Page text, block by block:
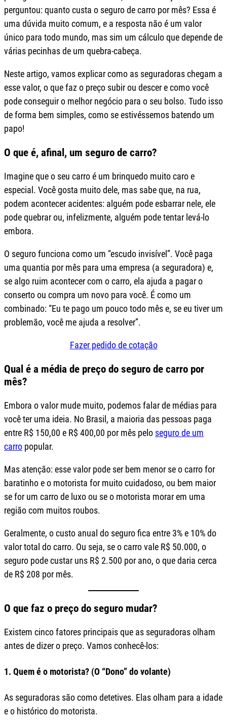
perguntou: quanto custa o seguro de carro por mês? Essa é
uma dúvida muito comum, e a resposta não é um valor
único para todo mundo, mas sim um cálculo que depende de
várias pecinhas de um quebra-cabeça.
Neste artigo, vamos explicar como as seguradoras chegam a
esse valor, o que faz o preço subir ou descer e como você
pode conseguir o melhor negócio para o seu bolso. Tudo isso
de forma bem simples, como se estivéssemos batendo um
papo!
O que é, afinal, um seguro de carro?
Imagine que o seu carro é um brinquedo muito caro e
especial. Você gosta muito dele, mas sabe que, na rua,
podem acontecer acidentes: alguém pode esbarrar nele, ele
pode quebrar ou, infelizmente, alguém pode tentar levá-lo
embora.
O seguro funciona como um “escudo invisível”. Você paga
uma quantia por mês para uma empresa (a seguradora) e,
se algo ruim acontecer com o carro, ela ajuda a pagar o
conserto ou compra um novo para você. É como um
combinado: “Eu te pago um pouco todo mês e, se eu tiver um
problemão, você me ajuda a resolver”.
Fazer pedido de cotação
Qual é a média de preço do seguro de carro por
mês?
Embora o valor mude muito, podemos falar de médias para
você ter uma ideia. No Brasil, a maioria das pessoas paga
entre R$ 150,00 e R$ 400,00 por mês pelo seguro de um
carro popular.
Mas atenção: esse valor pode ser bem menor se o carro for
baratinho e o motorista for muito cuidadoso, ou bem maior
se for um carro de luxo ou se o motorista morar em uma
região com muitos roubos.
Geralmente, o custo anual do seguro fica entre 3% e 10% do
valor total do carro. Ou seja, se o carro vale R$ 50.000, o
seguro pode custar uns R$ 2.500 por ano, o que daria cerca
de R$ 208 por mês.
O que faz o preço do seguro mudar?
Existem cinco fatores principais que as seguradoras olham
antes de dizer o preço. Vamos conhecê-los:
1. Quem é o motorista? (O “Dono” do volante)
As seguradoras são como detetives. Elas olham para a idade
e o histórico do motorista.